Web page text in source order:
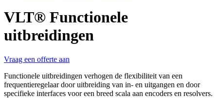
VLT® Functionele
uitbreidingen
Vraag een offerte aan
Functionele uitbreidingen verhogen de flexibiliteit van een
frequentieregelaar door uitbreiding van in- en uitgangen en door
specifieke interfaces voor een breed scala aan encoders en resolvers.